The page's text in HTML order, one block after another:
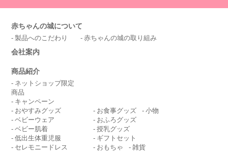
赤ちゃんの城について
製品へのこだわり 赤ちゃんの城の取り組み
会社案内
商品紹介
ネットショップ限定
商品
キャンペーン
おやすみグッズ
ベビーウェア
ベビー肌着
低出生体重児服
セレモニードレス
お食事グッズ
小物
おふろグッズ
授乳グッズ
ギフトセット
おもちゃ
雑貨